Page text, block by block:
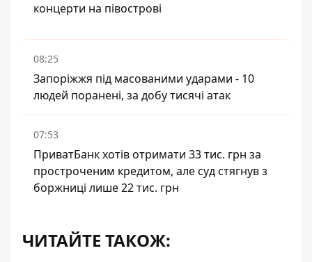
концерти на півострові
08:25
Запоріжжя під масованими ударами - 10
людей поранені, за добу тисячі атак
07:53
ПриватБанк хотів отримати 33 тис. грн за
простроченим кредитом, але суд стягнув з
боржниці лише 22 тис. грн
ЧИТАЙТЕ ТАКОЖ: